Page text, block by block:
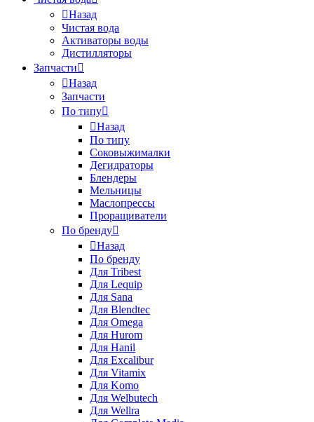
Назад
Чистая вода
Активаторы воды
Дистилляторы
Запчасти
Назад
Запчасти
По типу
Назад
По типу
Соковыжималки
Дегидраторы
Блендеры
Мельницы
Маслопрессы
Проращиватели
По бренду
Назад
По бренду
Для Tribest
Для Lequip
Для Sana
Для Blendtec
Для Omega
Для Hurom
Для Hanil
Для Excalibur
Для Vitamix
Для Komo
Для Welbutech
Для Wellra